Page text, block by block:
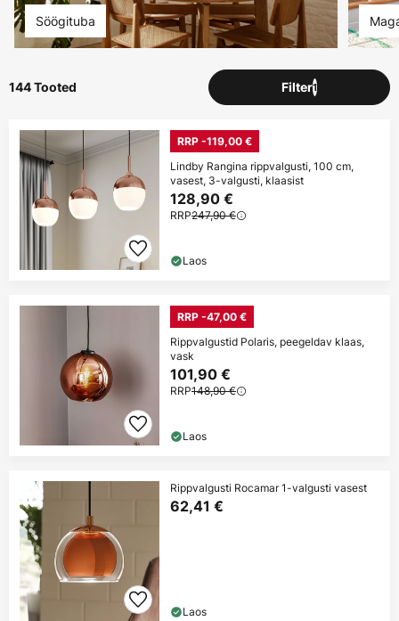
Söögituba
144 Tooted Filter1
RRP -119,00 €
Lindby Rangina rippvalgusti, 100 cm,
vasest, 3-valgusti, klaasist
128,90 €
RRP247,90 €
Laos
RRP -47,00 €
Rippvalgustid Polaris, peegeldav klaas,
vask
101,90 €
RRP148,90 €
Laos
Rippvalgusti Rocamar 1-valgusti vasest
62,41 €
Laos